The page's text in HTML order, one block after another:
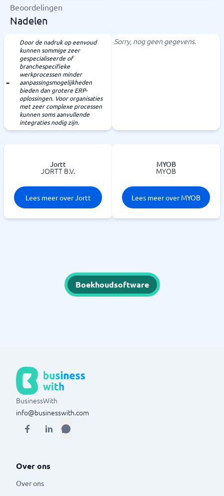
Beoordelingen
Nadelen
Door de nadruk op eenvoud
kunnen sommige zeer
gespecialiseerde of
branchespecifieke
werkprocessen minder
aanpassingsmogelijkheden
bieden dan grotere ERP-
oplossingen. Voor organisaties
met zeer complexe processen
kunnen soms aanvullende
integraties nodig zijn.
Sorry, nog geen gegevens.
Jortt
JORTT B.V.
Lees meer over Jortt
MYOB
MYOB
Lees meer over MYOB
Boekhoudsoftware
BusinessWith
info@businesswith.com
Over ons
Over ons